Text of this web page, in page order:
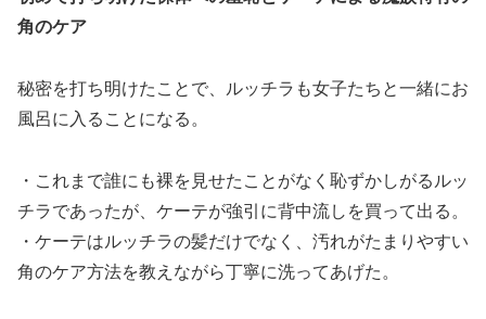
角のケア
秘密を打ち明けたことで、ルッチラも女子たちと一緒にお
風呂に入ることになる。
・これまで誰にも裸を見せたことがなく恥ずかしがるルッ
チラであったが、ケーテが強引に背中流しを買って出る。
・ケーテはルッチラの髪だけでなく、汚れがたまりやすい
角のケア方法を教えながら丁寧に洗ってあげた。